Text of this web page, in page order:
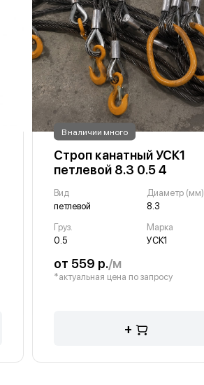
В наличии много
Строп канатный УСК1
петлевой 8.3 0.5 4
Вид
петлевой
Диаметр (мм)
8.3
Груз.
0.5
Марка
УСК1
от 559 р./м
*актуальная цена по запросу
+